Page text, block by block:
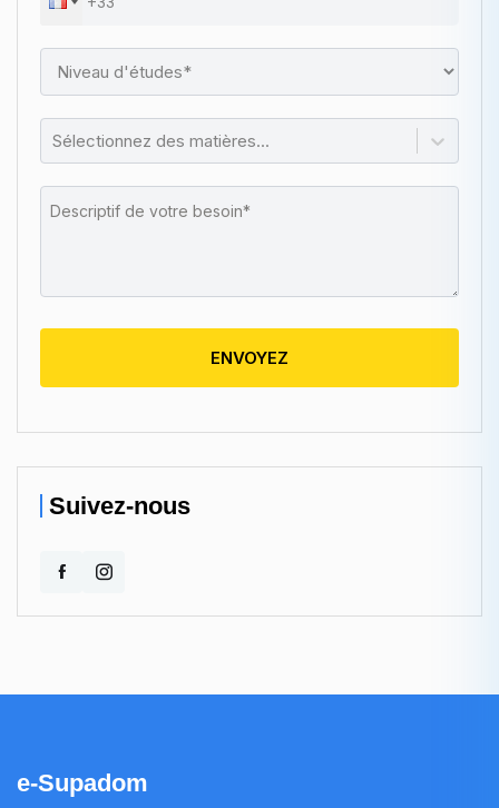
Sélectionnez des matières...
ENVOYEZ
Suivez-nous
e-Supadom